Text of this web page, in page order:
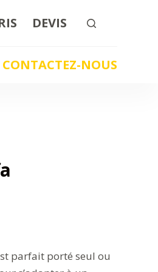
DEVIS
CONTACTEZ-NOUS
parfait porté seul ou